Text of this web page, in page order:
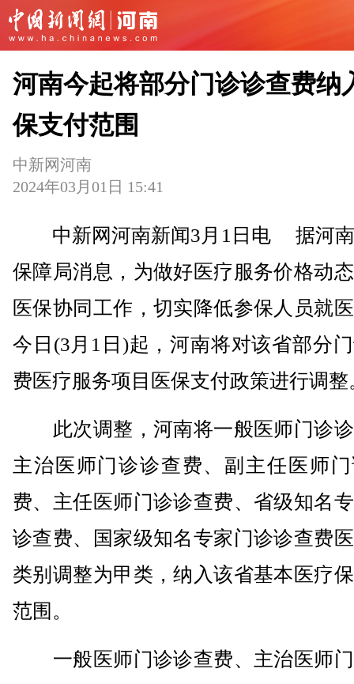
河南今起将部分门诊诊查费纳
保支付范围
中新网河南
2024年03月01日 15:41
中新网河南新闻3月1日电 据河南
保障局消息，为做好医疗服务价格动
医保协同工作，切实降低参保人员就
今日(3月1日)起，河南将对该省部分
费医疗服务项目医保支付政策进行调整
此次调整，河南将一般医师门诊
主治医师门诊诊查费、副主任医师
费、主任医师门诊诊查费、省级知名
诊查费、国家级知名专家门诊诊查费
类别调整为甲类，纳入该省基本医疗
范围。
一般医师门诊诊查费、主治医师